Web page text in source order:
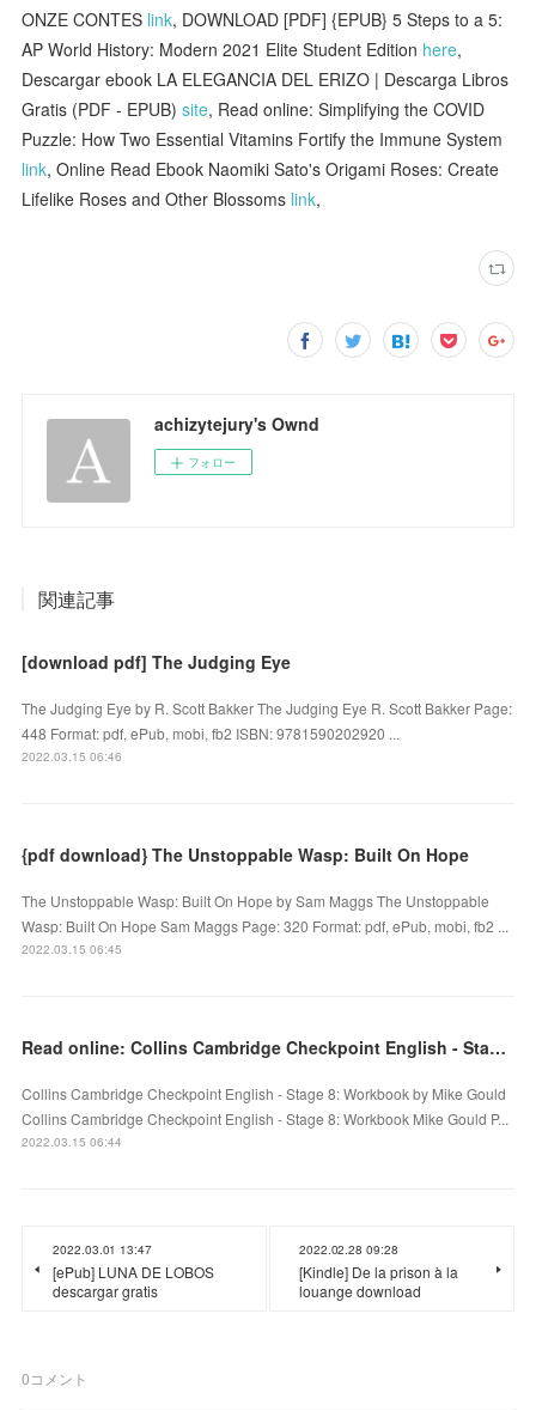
ONZE CONTES link, DOWNLOAD [PDF] {EPUB} 5 Steps to a 5:
AP World History: Modern 2021 Elite Student Edition here,
Descargar ebook LA ELEGANCIA DEL ERIZO | Descarga Libros
Gratis (PDF - EPUB)site, Read online: Simplifying the COVID
Puzzle: How Two Essential Vitamins Fortify the Immune System
link, Online Read Ebook Naomiki Sato's Origami Roses: Create
Lifelike Roses and Other Blossoms link,
achizytejury's Ownd
フォロー
関連記事
[download pdf] The Judging Eye
The Judging Eye by R. Scott Bakker The Judging Eye R. Scott Bakker Page:
448 Format: pdf, ePub, mobi, fb2 ISBN: 9781590202920 ...
2022.03.15 06:46
{pdf download} The Unstoppable Wasp: Built On Hope
The Unstoppable Wasp: Built On Hope by Sam Maggs The Unstoppable
Wasp: Built On Hope Sam Maggs Page: 320 Format: pdf, ePub, mobi, fb2 ...
2022.03.15 06:45
Read online: Collins Cambridge Checkpoint English - Stage 8: Workbook
Collins Cambridge Checkpoint English - Stage 8: Workbook by Mike Gould
Collins Cambridge Checkpoint English - Stage 8: Workbook Mike Gould P...
2022.03.15 06:44
2022.03.01 13:47
[ePub] LUNA DE LOBOS
descargar gratis
2022.02.28 09:28
[Kindle] De la prison à la
louange download
0コメント